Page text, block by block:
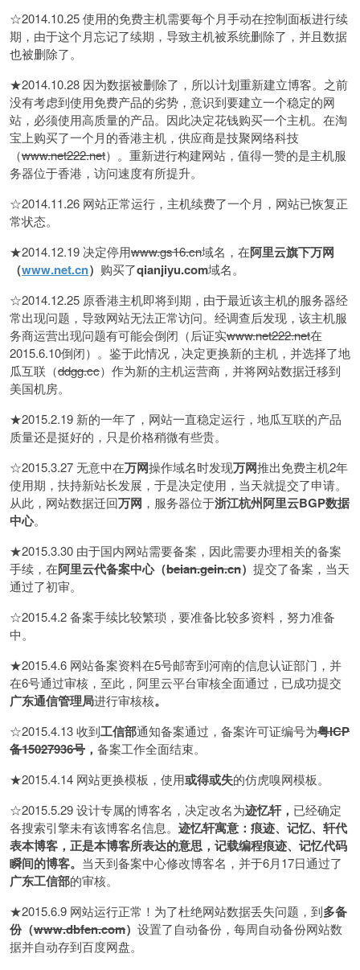
☆2014.10.25 使用的免费主机需要每个月手动在控制面板进行续
期，由于这个月忘记了续期，导致主机被系统删除了，并且数据
也被删除了。
★2014.10.28 因为数据被删除了，所以计划重新建立博客。之前
没有考虑到使用免费产品的劣势，意识到要建立一个稳定的网
站，必须使用高质量的产品。因此决定花钱购买一个主机。在淘
宝上购买了一个月的香港主机，供应商是技聚网络科技
（www.net222.net）。重新进行构建网站，值得一赞的是主机服
务器位于香港，访问速度有所提升。
☆2014.11.26 网站正常运行，主机续费了一个月，网站已恢复正
常状态。
★2014.12.19 决定停用www.gs16.cn域名，在阿里云旗下万网
（www.net.cn） 购买了qianjiyu.com域名。
☆2014.12.25 原香港主机即将到期，由于最近该主机的服务器经
常出现问题，导致网站无法正常访问。经调查后发现，该主机服
务商运营出现问题有可能会倒闭（后证实www.net222.net在
2015.6.10倒闭）。鉴于此情况，决定更换新的主机，并选择了地
瓜互联（ddgg.cc）作为新的主机运营商，并将网站数据迁移到
美国机房。
★2015.2.19 新的一年了，网站一直稳定运行，地瓜互联的产品
质量还是挺好的，只是价格稍微有些贵。
☆2015.3.27 无意中在万网操作域名时发现万网推出免费主机2年
使用期，扶持新站长发展，于是决定使用，当天就提交了申请。
从此，网站数据迁回万网 ，服务器位于浙江杭州阿里云BGP数据
中心。
★2015.3.30 由于国内网站需要备案，因此需要办理相关的备案
手续，在阿里云代备案中心（beian.gein.cn） 提交了备案，当天
通过了初审。
☆2015.4.2 备案手续比较繁琐，要准备比较多资料，努力准备
中。
★2015.4.6 网站备案资料在5号邮寄到河南的信息认证部门，并
在6号通过审核，至此，阿里云平台审核全面通过，已成功提交
广东通信管理局进行审核核。
☆2015.4.13 收到工信部通知备案通过，备案许可证编号为粤ICP
备15027936号 ， 备案工作全面结束。
★2015.4.14 网站更换模板，使用或得或失的仿虎嗅网模板。
☆2015.5.29 设计专属的博客名，决定改名为迹忆轩， 已经确定
各搜索引擎未有该博客名信息。 迹忆轩寓意：痕迹、记忆、轩代
表本博客，正是本博客所表达的意思，记载编程痕迹、记忆代码
瞬间的博客。 当天到备案中心修改博客名，并于6月17日通过了
广东工信部的审核。
★2015.6.9 网站运行正常！为了杜绝网站数据丢失问题，到多备
份（www.dbfen.com） 设置了自动备份，每周自动备份网站数
据并自动存到百度网盘。